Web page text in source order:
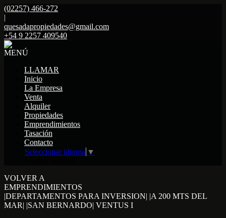
(02257) 466-272
|
quesadapropiedades@gmail.com
+54 9 2257 409540
MENÚ
LLAMAR
Inicio
La Empresa
Venta
Alquiler
Propiedades
Emprendimientos
Tasación
Contacto
Seleccionar idioma ▼
VOLVER A
EMPRENDIMIENTOS
|DEPARTAMENTOS PARA INVERSION| |A 200 MTS DEL
MAR| |SAN BERNARDO| VENTUS I